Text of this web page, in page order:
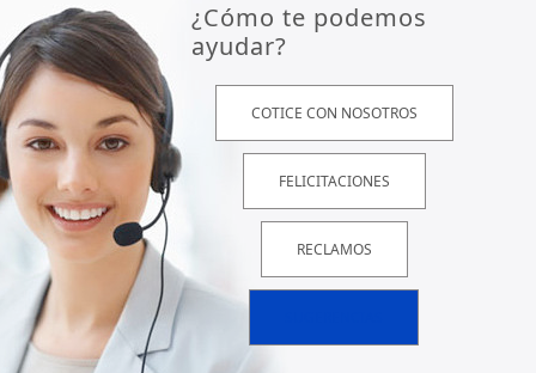
¿Cómo te podemos
ayudar?
COTICE CON NOSOTROS
FELICITACIONES
RECLAMOS